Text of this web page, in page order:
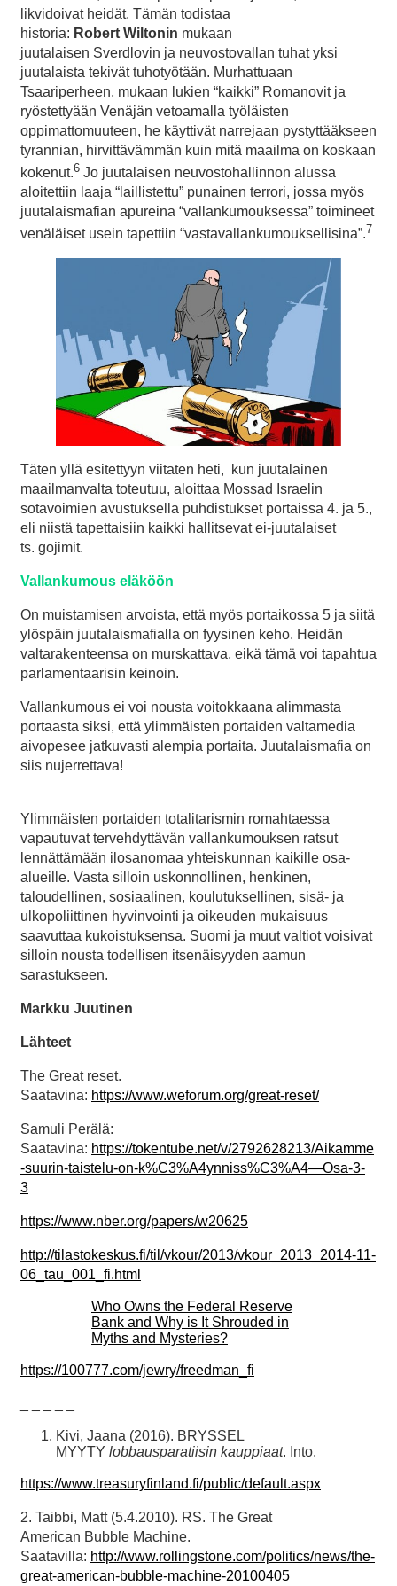
likvidoivat heidät. Tämän todistaa
historia: Robert Wiltonin mukaan
juutalaisen Sverdlovin ja neuvostovallan tuhat yksi
juutalaista tekivät tuhotyötään. Murhattuaan
Tsaariperheen, mukaan lukien “kaikki” Romanovit ja
ryöstettyään Venäjän vetoamalla työläisten
oppimattomuuteen, he käyttivät narrejaan pystyttääkseen
tyrannian, hirvittävämmän kuin mitä maailma on koskaan
kokenut.6 Jo juutalaisen neuvostohallinnon alussa
aloitettiin laaja “laillistettu” punainen terrori, jossa myös
juutalaismafian apureina “vallankumouksessa” toimineet
venäläiset usein tapettiin “vastavallankumouksellisina”.7
Täten yllä esitettyyn viitaten heti, kun juutalainen
maailmanvalta toteutuu, aloittaa Mossad Israelin
sotavoimien avustuksella puhdistukset portaissa 4. ja 5.,
eli niistä tapettaisiin kaikki hallitsevat ei-juutalaiset
ts. gojimit.
Vallankumous eläköön
On muistamisen arvoista, että myös portaikossa 5 ja siitä
ylöspäin juutalaismafialla on fyysinen keho. Heidän
valtarakenteensa on murskattava, eikä tämä voi tapahtua
parlamentaarisin keinoin.
Vallankumous ei voi nousta voitokkaana alimmasta
portaasta siksi, että ylimmäisten portaiden valtamedia
aivopesee jatkuvasti alempia portaita. Juutalaismafia on
siis nujerrettava!
Ylimmäisten portaiden totalitarismin romahtaessa
vapautuvat tervehdyttävän vallankumouksen ratsut
lennättämään ilosanomaa yhteiskunnan kaikille osa-
alueille. Vasta silloin uskonnollinen, henkinen,
taloudellinen, sosiaalinen, koulutuksellinen, sisä- ja
ulkopoliittinen hyvinvointi ja oikeuden mukaisuus
saavuttaa kukoistuksensa. Suomi ja muut valtiot voisivat
silloin nousta todellisen itsenäisyyden aamun
sarastukseen.
Markku Juutinen
Lähteet
The Great reset.
Saatavina: https://www.weforum.org/great-reset/
Samuli Perälä:
Saatavina: https://tokentube.net/v/2792628213/Aikamme
-suurin-taistelu-on-k%C3%A4ynniss%C3%A4—Osa-3-
3
https://www.nber.org/papers/w20625
http://tilastokeskus.fi/til/vkour/2013/vkour_2013_2014-11-
06_tau_001_fi.html
Who Owns the Federal Reserve
Bank and Why is It Shrouded in
Myths and Mysteries?
https://100777.com/jewry/freedman_fi
Kivi, Jaana (2016). BRYSSEL
MYYTY lobbausparatiisin kauppiaat. Into.
https://www.treasuryfinland.fi/public/default.aspx
2. Taibbi, Matt (5.4.2010). RS. The Great
American Bubble Machine.
Saatavilla: http://www.rollingstone.com/politics/news/the-
great-american-bubble-machine-20100405